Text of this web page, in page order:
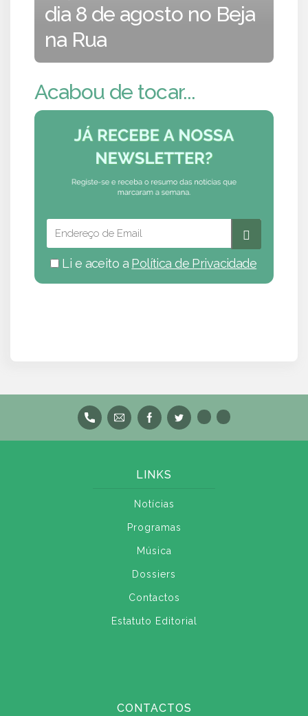
dia 8 de agosto no Beja
na Rua
Acabou de tocar...
Li e aceito a Política de Privacidade
LINKS
Notícias
Programas
Música
Dossiers
Contactos
Estatuto Editorial
CONTACTOS